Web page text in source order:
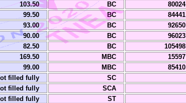
103.50 BC
80024
99.50 BC
84441
93.00 BC
92650
90.00 BC
96023
82.50 BC
105498
169.50 MBC
15597
99.00 MBC
85410
filled fully
SC
filled fully
SCA
filled fully ST